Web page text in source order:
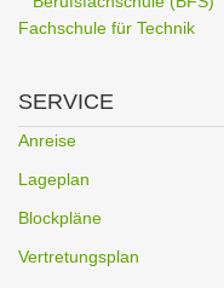
Fachschule für Technik
SERVICE
Anreise
Lageplan
Blockpläne
Vertretungsplan